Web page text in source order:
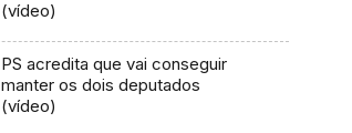
(vídeo)
PS acredita que vai conseguir
manter os dois deputados
(vídeo)